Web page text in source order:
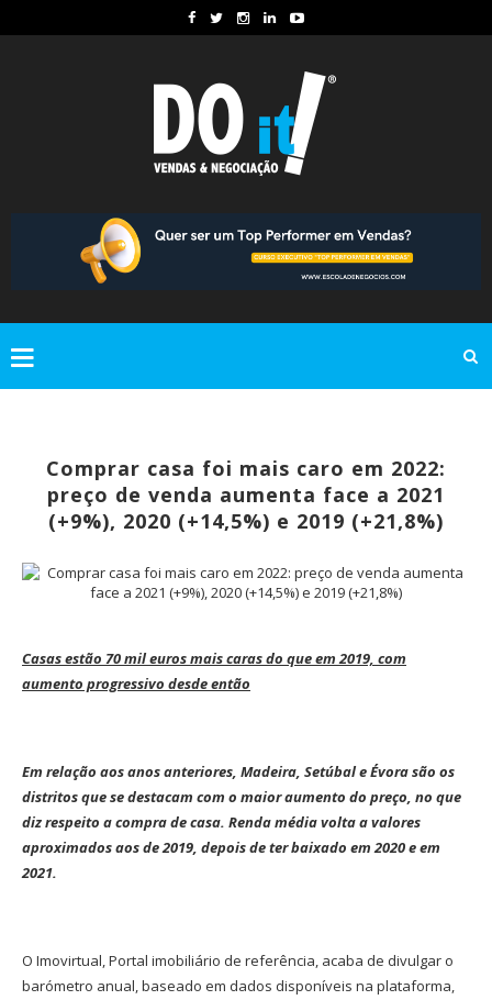
Comprar casa foi mais caro em 2022:
preço de venda aumenta face a 2021
(+9%), 2020 (+14,5%) e 2019 (+21,8%)
Casas estão 70 mil euros mais caras do que em 2019, com
aumento progressivo desde então
Em relação aos anos anteriores, Madeira, Setúbal e Évora são os
distritos que se destacam com o maior aumento do preço, no que
diz respeito a compra de casa. Renda média volta a valores
aproximados aos de 2019, depois de ter baixado em 2020 e em
2021.
O Imovirtual, Portal imobiliário de referência, acaba de divulgar o
barómetro anual, baseado em dados disponíveis na plataforma,